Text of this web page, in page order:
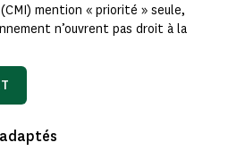
mention « priorité » seule,
n’ouvrent pas droit à la